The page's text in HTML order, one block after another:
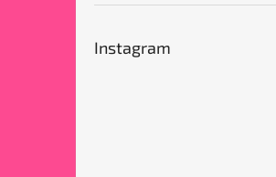
Instagram